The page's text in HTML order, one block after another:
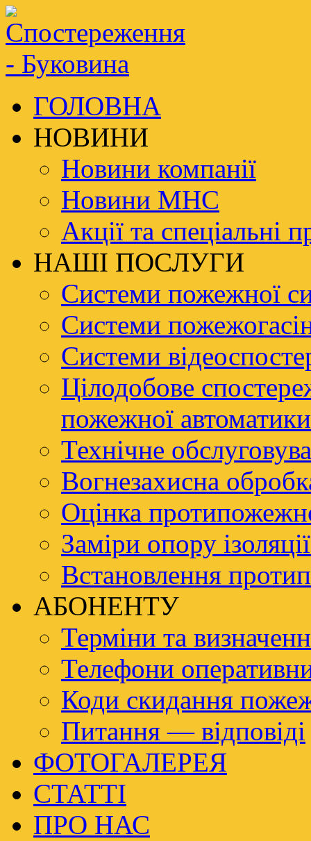
ГОЛОВНА
НОВИНИ
Новини компанії
Новини МНС
Акції та спеціальні
НАШІ ПОСЛУГИ
Системи пожежної
Системи
Системи
Цілодобове
пожежної автоматики
Технічне
Вогнезахисна
Оцінка
Заміри опору
Встановлення
АБОНЕНТУ
Терміни та
Телефони
Коди скидання
Питання — відповіді
ФОТОГАЛЕРЕЯ
СТАТТІ
ПРО НАС